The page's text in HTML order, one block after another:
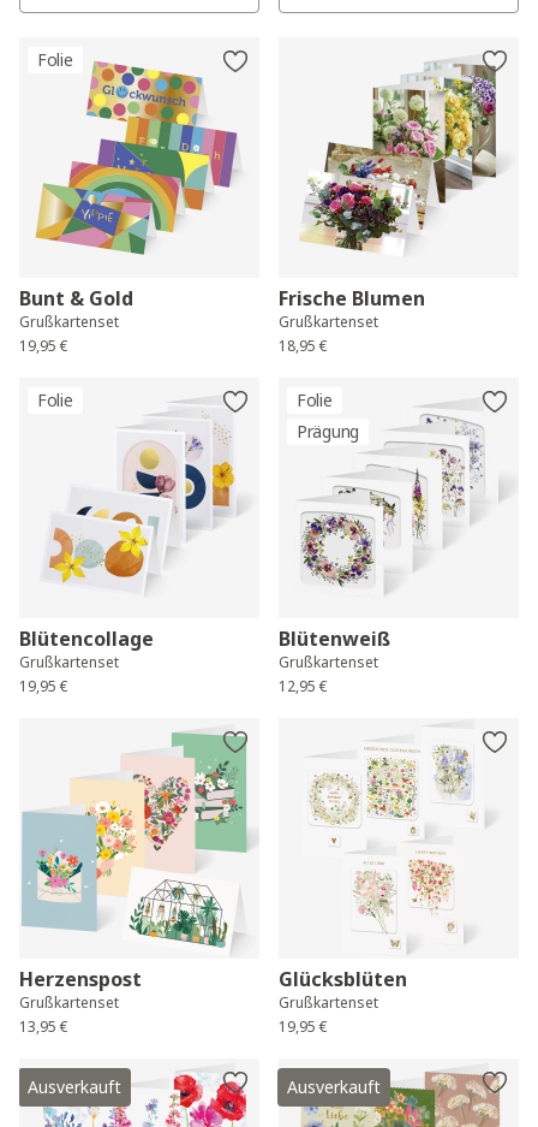
Folie
Bunt & Gold
Grußkartenset
19,95 €
Frische Blumen
Grußkartenset
18,95 €
Folie
Blütencollage
Grußkartenset
19,95 €
Folie
Prägung
Blütenweiß
Grußkartenset
12,95 €
Herzenspost
Grußkartenset
13,95 €
Glücksblüten
Grußkartenset
19,95 €
Ausverkauft Ausverkauft